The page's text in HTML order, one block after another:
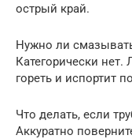
острый край.
Нужно ли
Категорически нет.
гореть и испортит
Что делать, если
Аккуратно